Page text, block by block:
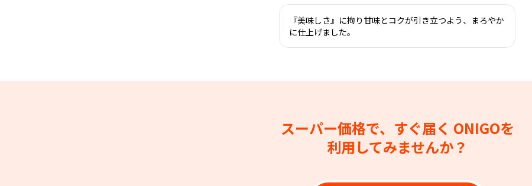
『美味しさ』に拘り甘味とコクが引き立つよう、まろやか
に仕上げました。
スーパー価格で、すぐ届く ONIGOを
利用してみませんか？